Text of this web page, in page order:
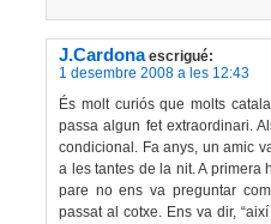
J.Cardona escrigué:
1 desembre 2008 a les 12:43
És molt curiós que molts
passa algun fet extraordinari.
condicional. Fa anys, un amic
a les tantes de la nit. A primera
pare no ens va preguntar
passat al cotxe. Ens va dir,